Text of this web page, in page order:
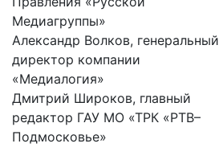
Медиагруппы»
Александр Волков, генеральный
директор компании
«Медиалогия»
Дмитрий Широков, главный
редактор ГАУ МО «ТРК «РТВ–
Подмосковье»